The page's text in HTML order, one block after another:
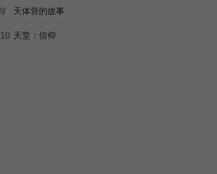
9 天体营的故事
10 天堂：信仰